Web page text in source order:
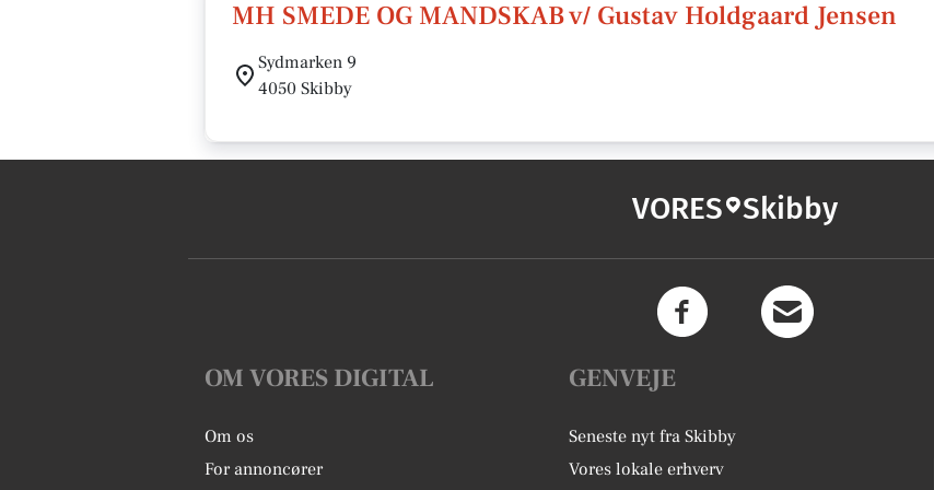
MH SMEDE OG MANDSKAB v/ Gustav Holdgaard Jensen
Sydmarken 9
4050 Skibby
VORES Skibby
OM VORES DIGITAL
Om os
For annoncører
GENVEJE
Seneste nyt fra Skibby
Vores lokale erhverv